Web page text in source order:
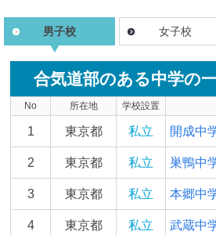
男子校 女子校
合気道部のある中学の
No 所在地 学校設置
1 東京都 私立 開成中
2 東京都 私立 巣鴨中
3 東京都 私立 本郷中
4 東京都 私立 武蔵中